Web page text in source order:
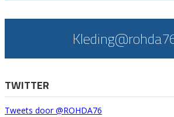
TWITTER
Tweets door @ROHDA76